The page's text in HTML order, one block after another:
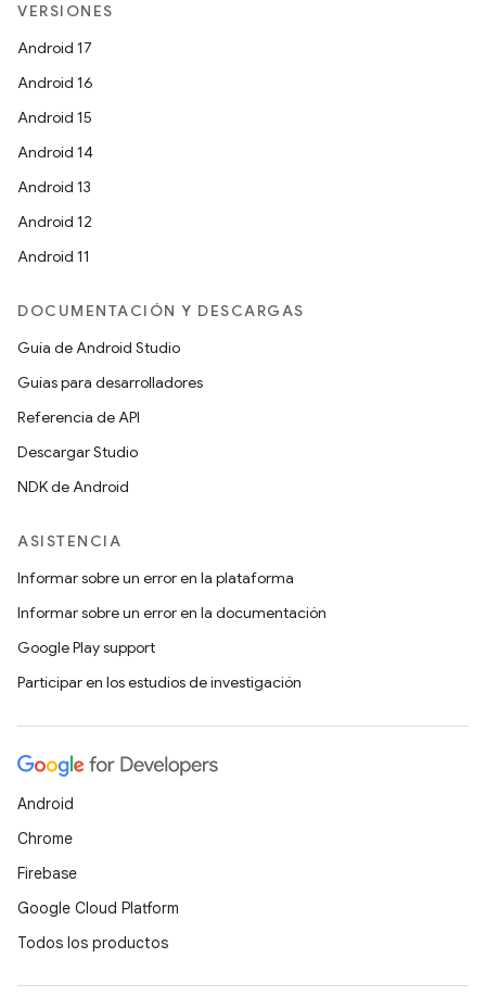
VERSIONES
Android 17
Android 16
Android 15
Android 14
Android 13
Android 12
Android 11
DOCUMENTACIÓN Y DESCARGAS
Guía de Android Studio
Guías para desarrolladores
Referencia de API
Descargar Studio
NDK de Android
ASISTENCIA
Informar sobre un error en la plataforma
Informar sobre un error en la documentación
Google Play support
Participar en los estudios de investigación
Android
Chrome
Firebase
Google Cloud Platform
Todos los productos